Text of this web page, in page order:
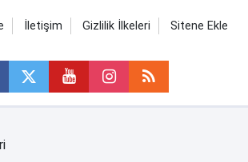
İletişim Gizlilik İlkeleri Sitene Ekle